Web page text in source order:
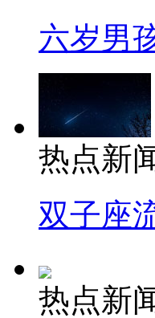
六岁男
热点新
双子座
热点新